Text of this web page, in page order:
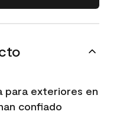
para exteriores en
confiado